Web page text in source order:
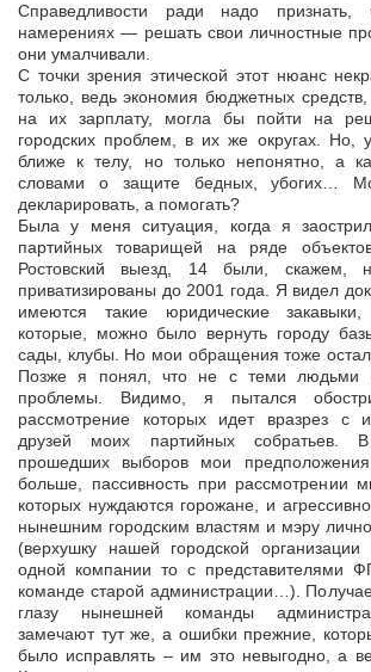
Справедливости ради надо
намерениях — решать свои личностные
они умалчивали.
С точки зрения этической этот нюанс
только, ведь экономия бюджетных
на их зарплату, могла бы пойти на
городских проблем, в их же округах. Но,
ближе к телу, но только непонятно, а
словами о защите бедных, убогих…
декларировать, а помогать?
Была у меня ситуация, когда я
партийных товарищей на ряде
Ростовский выезд, 14 были, скажем,
приватизированы до 2001 года. Я видел
имеются такие юридические
которые, можно было вернуть городу
сады, клубы. Но мои обращения тоже
Позже я понял, что не с теми людьми
проблемы. Видимо, я пытался
рассмотрение которых идет вразрез с
друзей моих партийных собратьев.
прошедших выборов мои
больше, пассивность при рассмотрении
которых нуждаются горожане, и
нынешним городским властям и мэру
(верхушку нашей городской
одной компании то с представителями
команде старой администрации…).
глазу нынешней команды
замечают тут же, а ошибки прежние,
было исправлять – им это невыгодно, а